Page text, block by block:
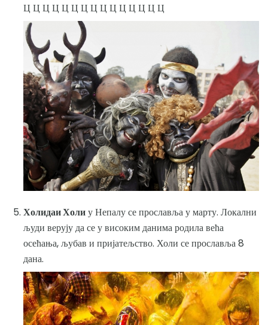
Ц Ц Ц Ц Ц Ц Ц Ц Ц Ц Ц Ц Ц Ц Ц
Холидаи Холиу Непалу се прославља у марту. Локални
људи верују да се у високим данима родила већа
осећања, љубав и пријатељство. Холи се прославља 8
дана.